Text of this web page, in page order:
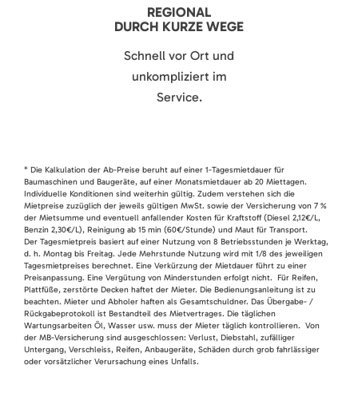
REGIONAL
DURCH KURZE WEGE
Schnell vor Ort und
unkompliziert im
Service.
* Die Kalkulation der Ab-Preise beruht auf einer 1-Tagesmietdauer für
Baumaschinen und Baugeräte, auf einer Monatsmietdauer ab 20 Miettagen.
Individuelle Konditionen sind weiterhin gültig. Zudem verstehen sich die
Mietpreise zuzüglich der jeweils gültigen MwSt. sowie der Versicherung von 7 %
der Mietsumme und eventuell anfallender Kosten für Kraftstoff (Diesel 2,12€/L,
Benzin 2,30€/L), Reinigung ab 15 min (60€/Stunde) und Maut für Transport.
Der Tagesmietpreis basiert auf einer Nutzung von 8 Betriebsstunden je Werktag,
d. h. Montag bis Freitag. Jede Mehrstunde Nutzung wird mit 1/8 des jeweiligen
Tagesmietpreises berechnet. Eine Verkürzung der Mietdauer führt zu einer
Preisanpassung. Eine Vergütung von Minderstunden erfolgt nicht. Für Reifen,
Plattfüße, zerstörte Decken haftet der Mieter. Die Bedienungsanleitung ist zu
beachten. Mieter und Abholer haften als Gesamtschuldner. Das Übergabe- /
Rückgabeprotokoll ist Bestandteil des Mietvertrages. Die täglichen
Wartungsarbeiten Öl, Wasser usw. muss der Mieter täglich kontrollieren. Von
der MB-Versicherung sind ausgeschlossen: Verlust, Diebstahl, zufälliger
Untergang, Verschleiss, Reifen, Anbaugeräte, Schäden durch grob fahrlässiger
oder vorsätzlicher Verursachung eines Unfalls.